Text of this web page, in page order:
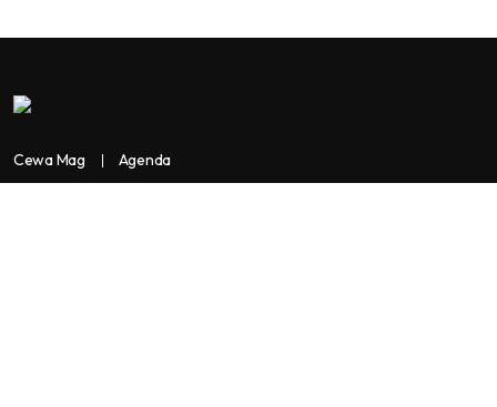
Cewa Mag Agenda